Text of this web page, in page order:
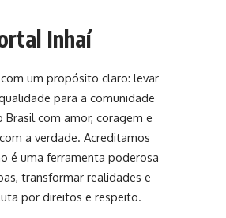
Inhaí
com um propósito claro: levar
para a comunidade
Brasil com amor, coragem e
a verdade. Acreditamos
é uma ferramenta poderosa
transformar realidades e
por direitos e respeito.